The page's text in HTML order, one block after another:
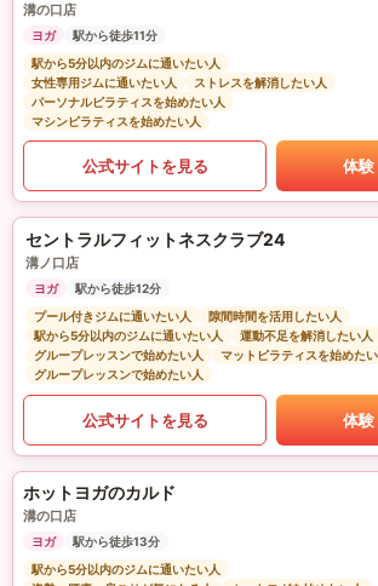
溝の口店
ヨガ
駅から徒歩11分
駅から5分以内のジムに通いたい人
女性専用ジムに通いたい人
ストレスを解消したい人
パーソナルピラティスを始めたい人
マシンピラティスを始めたい人
公式サイトを見る 体験
セントラルフィットネスクラブ24
溝ノ口店
ヨガ
駅から徒歩12分
プール付きジムに通いたい人
隙間時間を活用したい人
駅から5分以内のジムに通いたい人
運動不足を解消したい人
グループレッスンで始めたい人
マットピラティスを始めた
グループレッスンで始めたい人
公式サイトを見る 体験
ホットヨガのカルド
溝の口店
ヨガ
駅から徒歩13分
駅から5分以内のジムに通いたい人